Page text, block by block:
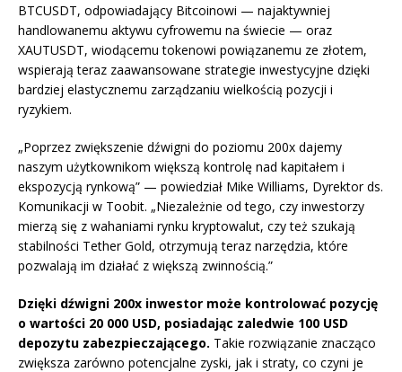
BTCUSDT, odpowiadający Bitcoinowi — najaktywniej
handlowanemu aktywu cyfrowemu na świecie — oraz
XAUTUSDT, wiodącemu tokenowi powiązanemu ze złotem,
wspierają teraz zaawansowane strategie inwestycyjne dzięki
bardziej elastycznemu zarządzaniu wielkością pozycji i
ryzykiem.
„Poprzez zwiększenie dźwigni do poziomu 200x dajemy
naszym użytkownikom większą kontrolę nad kapitałem i
ekspozycją rynkową” — powiedział Mike Williams, Dyrektor ds.
Komunikacji w Toobit. „Niezależnie od tego, czy inwestorzy
mierzą się z wahaniami rynku kryptowalut, czy też szukają
stabilności Tether Gold, otrzymują teraz narzędzia, które
pozwalają im działać z większą zwinnością.”
Dzięki dźwigni 200x inwestor może kontrolować pozycję
o wartości 20 000 USD, posiadając zaledwie 100 USD
depozytu zabezpieczającego. Takie rozwiązanie znacząco
zwiększa zarówno potencjalne zyski, jak i straty, co czyni je